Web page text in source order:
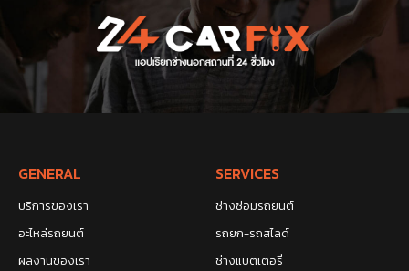
GENERAL
บริการของเรา
อะไหล่รถยนต์
ผลงานของเรา
SERVICES
ช่างซ่อมรถยนต์
รถยก-รถสไลด์
ช่างแบตเตอรี่